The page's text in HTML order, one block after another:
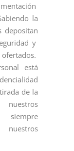
la
depositan
y
está
de la
nuestros
siempre